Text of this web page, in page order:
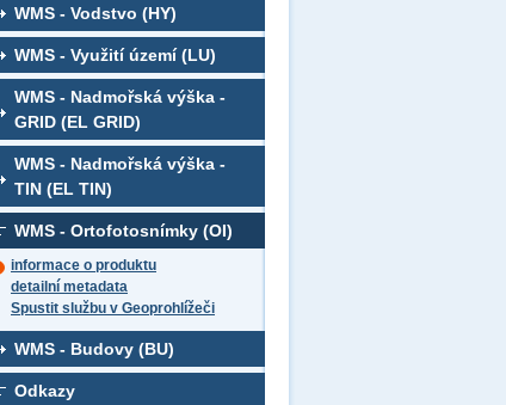
WMS - Vodstvo (HY)
WMS - Využití území (LU)
WMS - Nadmořská výška -
GRID (EL GRID)
WMS - Nadmořská výška -
TIN (EL TIN)
WMS - Ortofotosnímky (OI)
informace o produktu
detailní metadata
Spustit službu v Geoprohlížeči
WMS - Budovy (BU)
Odkazy